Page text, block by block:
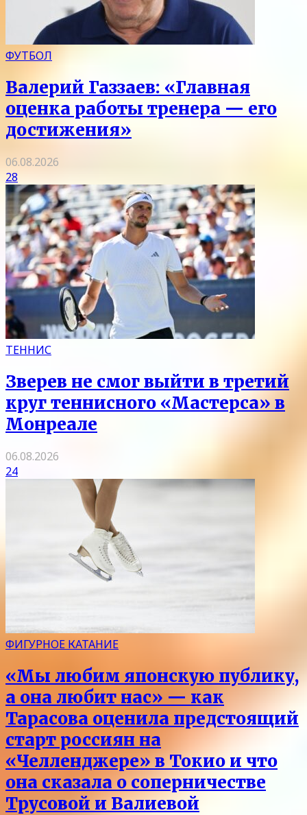
ФУТБОЛ
Валерий Газзаев: «Главная
оценка работы тренера — его
достижения»
06.08.2026
28
ТЕННИС
Зверев не смог выйти в третий
круг теннисного «Мастерса» в
Монреале
06.08.2026
24
ФИГУРНОЕ КАТАНИЕ
«Мы любим японскую публику,
а она любит нас» — как
Тарасова оценила предстоящий
старт россиян на
«Челленджере» в Токио и что
она сказала о соперничестве
Трусовой и Валиевой